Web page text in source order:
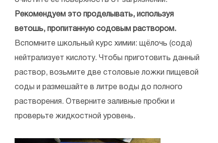
Рекомендуем это проделывать, используя
ветошь, пропитанную содовым раствором.
Вспомните школьный курс химии: щёлочь (сода)
нейтрализует кислоту. Чтобы приготовить данный
раствор, возьмите две столовые ложки пищевой
соды и размешайте в литре воды до полного
растворения. Отверните заливные пробки и
проверьте жидкостной уровень.